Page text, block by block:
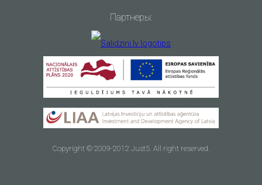
Партнеры:
Copyright © 2009-2012 Just5. All right reserved.